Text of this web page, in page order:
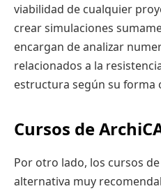
viabilidad de cualquier
crear simulaciones
encargan de analizar
relacionados a la
estructura según su forma
Cursos de
Por otro lado, los cursos
alternativa muy